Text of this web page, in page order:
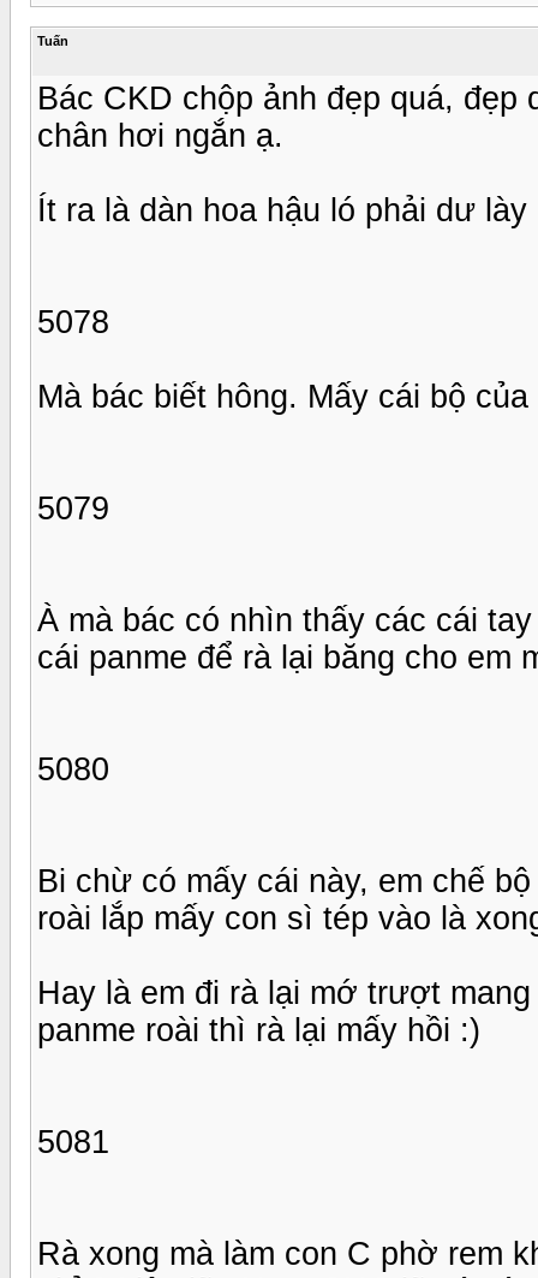
Tuấn
Bác CKD chộp ảnh đẹp quá,
chân hơi ngắn ạ.
Ít ra là dàn hoa hậu ló phải dư
5078
Mà bác biết hông. Mấy cái bộ
5079
À mà bác có nhìn thấy các cái
cái panme để rà lại băng cho em
5080
Bi chừ có mấy cái này, em chế
roài lắp mấy con sì tép vào là
Hay là em đi rà lại mớ trượt
panme roài thì rà lại mấy hồi :)
5081
Rà xong mà làm con C phờ rem